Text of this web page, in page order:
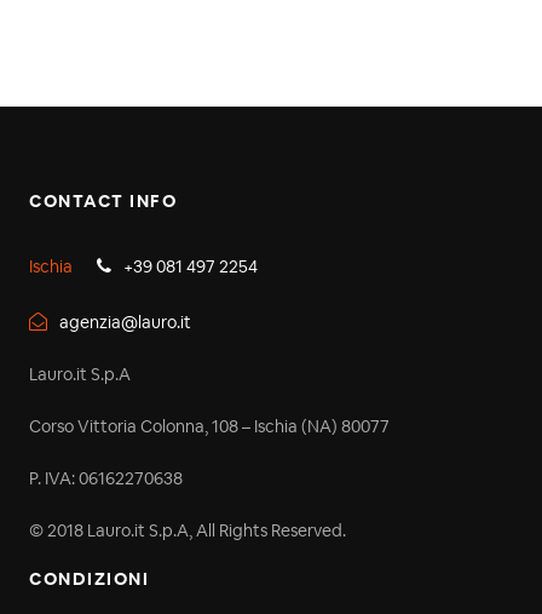
CONTACT INFO
Ischia +39 081 497 2254
agenzia@lauro.it
Lauro.it S.p.A
Corso Vittoria Colonna, 108 – Ischia (NA) 80077
P. IVA: 06162270638
© 2018 Lauro.it S.p.A, All Rights Reserved.
CONDIZIONI